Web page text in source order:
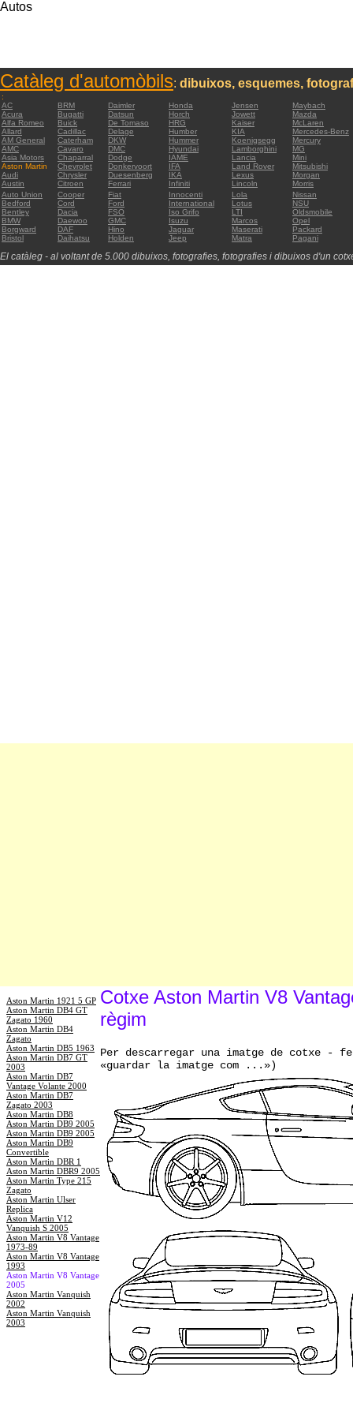
Autos
Catàleg d'automòbils: dibuixos, esquemes,
:
AC
BRM Daimler Honda Jensen
Maybach
Acura
Bugatti Datsun Horch Jowett
Mazda
Alfa Romeo
Buick De Tomaso HRG Kaiser
McLaren
Allard
Cadillac Delage Humber KIA
Mercedes-Benz
AM General
Caterham DKW Hummer Koenigsegg
Mercury
AMC
Cavaro DMC Hyundai Lamborghini
MG
Asia Motors
Chaparral Dodge IAME Lancia
Mini
Aston Martin
Chevrolet Donkervoort IFA Land Rover
Mitsubishi
Audi
Chrysler Duesenberg IKA Lexus
Morgan
Austin
Citroen Ferrari Infiniti Lincoln
Morris
Auto Union
Cooper Fiat Innocenti Lola
Nissan
Bedford
Cord Ford International Lotus
NSU
Bentley
Dacia FSO Iso Grifo LTI
Oldsmobile
BMW
Daewoo GMC Isuzu Marcos
Opel
Borgward
DAF Hino Jaguar Maserati
Packard
Bristol
Daihatsu Holden Jeep Matra Pagani
El catàleg - al voltant de 5.000 dibuixos, fotografies, fotografies i dibuixos d'un
Aston Martin 1921 5 GP
Aston Martin DB4 GT
Zagato 1960
Aston Martin DB4
Zagato
Aston Martin DB5 1963
Aston Martin DB7 GT
2003
Aston Martin DB7
Vantage Volante 2000
Aston Martin DB7
Zagato 2003
Aston Martin DB8
Aston Martin DB9 2005
Aston Martin DB9 2005
Aston Martin DB9
Convertible
Aston Martin DBR 1
Aston Martin DBR9 2005
Aston Martin Type 215
Zagato
Aston Martin Ulser
Replica
Aston Martin V12
Vanquish S 2005
Aston Martin V8 Vantage
1973-89
Aston Martin V8 Vantage
1993
Aston Martin V8 Vantage
2005
Aston Martin Vanquish
2002
Aston Martin Vanquish
2003
Cotxe Aston Martin V8
règim
Per descarregar una imatge de cotxe
«guardar la imatge com ...»)